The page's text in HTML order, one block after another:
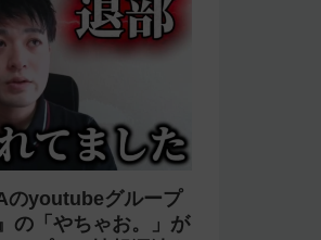
のyoutubeグループ
の「やちゃお。」が